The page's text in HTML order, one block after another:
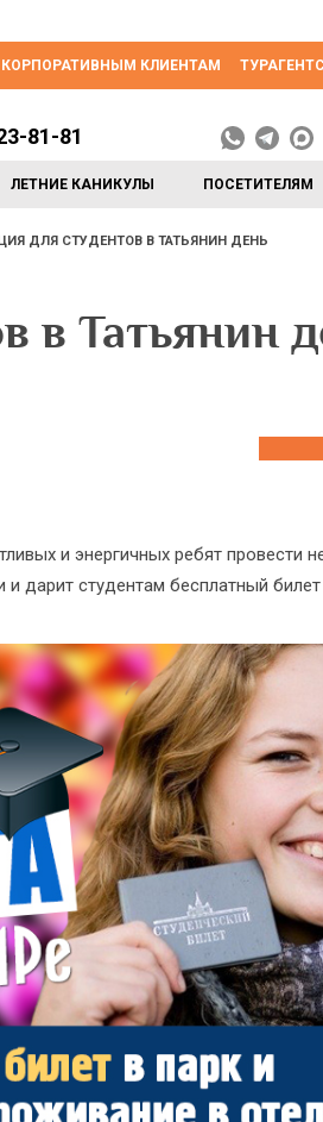
КОРПОРАТИВНЫМ КЛИЕНТАМ
ЛЕТНИЕ КАНИКУЛЫ ПОСЕТИТЕЛЯМ
81-81
ДЛЯ СТУДЕНТОВ В ТАТЬЯНИН ДЕНЬ
в Татьянин
и энергичных ребят провести
дарит студентам бесплатный